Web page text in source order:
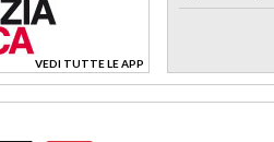
VEDI TUTTE LE APP
>